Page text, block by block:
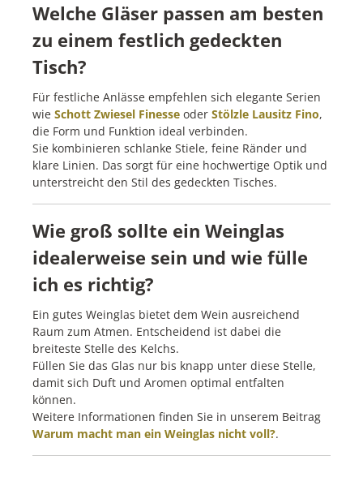
Welche Gläser passen am besten
zu einem festlich gedeckten
Tisch?
Für festliche Anlässe empfehlen sich elegante Serien
wie Schott Zwiesel Finesse oder Stölzle Lausitz Fino,
die Form und Funktion ideal verbinden.
Sie kombinieren schlanke Stiele, feine Ränder und
klare Linien. Das sorgt für eine hochwertige Optik und
unterstreicht den Stil des gedeckten Tisches.
Wie groß sollte ein Weinglas
idealerweise sein und wie fülle
ich es richtig?
Ein gutes Weinglas bietet dem Wein ausreichend
Raum zum Atmen. Entscheidend ist dabei die
breiteste Stelle des Kelchs.
Füllen Sie das Glas nur bis knapp unter diese Stelle,
damit sich Duft und Aromen optimal entfalten
können.
Weitere Informationen finden Sie in unserem Beitrag
Warum macht man ein Weinglas nicht voll?.